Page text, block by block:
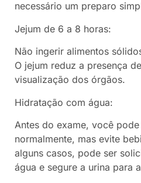
necessário um preparo
Jejum de 6 a 8 horas:
Não ingerir alimentos
O jejum reduz a presença
visualização dos órgãos.
Hidratação com água:
Antes do exame, você
normalmente, mas evite
alguns casos, pode ser
água e segure a urina para